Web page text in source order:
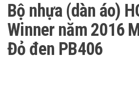
Bộ nhựa (dàn áo)
Winner năm 2016
Đỏ đen PB406